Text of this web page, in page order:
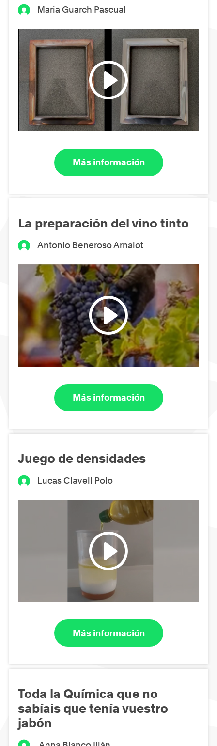
Maria Guarch Pascual
Más información
La preparación del vino tinto
Antonio Beneroso Arnalot
Más información
Juego de densidades
Lucas Clavell Polo
Más información
Toda la Química que no
sabíais que tenía vuestro
jabón